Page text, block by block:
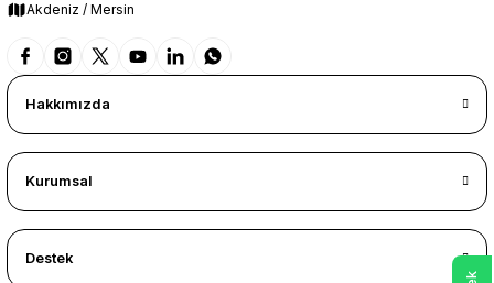
Akdeniz / Mersin
Hakkımızda
Kurumsal
Destek